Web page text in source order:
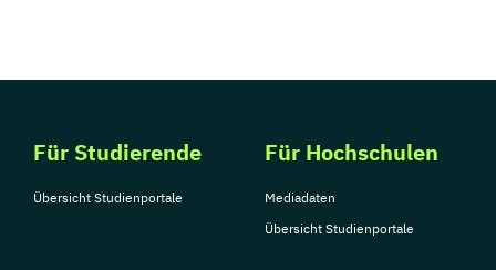
Für Studierende
Übersicht Studienportale
Für Hochschulen
Mediadaten
Übersicht Studienportale